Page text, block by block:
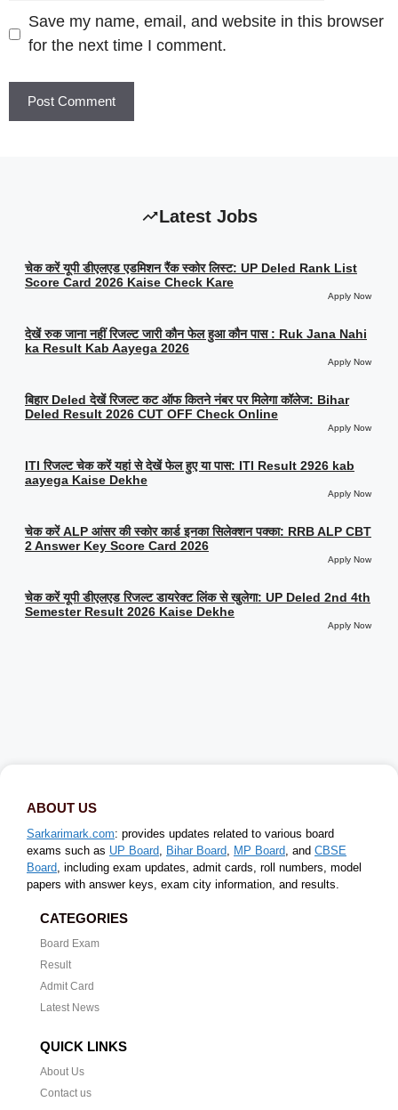
Save my name, email, and website in this browser
for the next time I comment.
Latest Jobs
चेक करें यूपी डीएलएड एडमिशन रैंक स्कोर लिस्ट: UP Deled Rank List
Score Card 2026 Kaise Check Kare
Apply Now
देखें रुक जाना नहीं रिजल्ट जारी कौन फेल हुआ कौन पास : Ruk Jana Nahi
ka Result Kab Aayega 2026
Apply Now
बिहार Deled देखें रिजल्ट कट ऑफ कितने नंबर पर मिलेगा कॉलेज: Bihar
Deled Result 2026 CUT OFF Check Online
Apply Now
ITI रिजल्ट चेक करें यहां से देखें फेल हुए या पास: ITI Result 2926 kab
aayega Kaise Dekhe
Apply Now
चेक करें ALP आंसर की स्कोर कार्ड इनका सिलेक्शन पक्का: RRB ALP CBT
2 Answer Key Score Card 2026
Apply Now
चेक करें यूपी डीएलएड रिजल्ट डायरेक्ट लिंक से खुलेगा: UP Deled 2nd 4th
Semester Result 2026 Kaise Dekhe
Apply Now
ABOUT US
Sarkarimark.com: provides updates related to various board
exams such as UP Board, Bihar Board, MP Board, and CBSE
Board, including exam updates, admit cards, roll numbers, model
papers with answer keys, exam city information, and results.
CATEGORIES
Board Exam
Result
Admit Card
Latest News
QUICK LINKS
About Us
Contact us